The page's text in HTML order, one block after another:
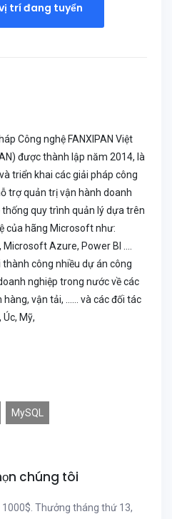
trí đang tuyển
Công nghệ FANXIPAN Việt
được thành lập năm 2014, là
triển khai các giải pháp công
trợ quản trị vận hành doanh
quy trình quản lý dựa trên
của hãng Microsoft như:
Azure, Power BI ….
thành công nhiều dự án công
nghiệp trong nước về các
hàng, vận tải, …… và các đối tác
Mỹ,
MySQL
chúng tôi
1000$. Thưởng tháng thứ 13,